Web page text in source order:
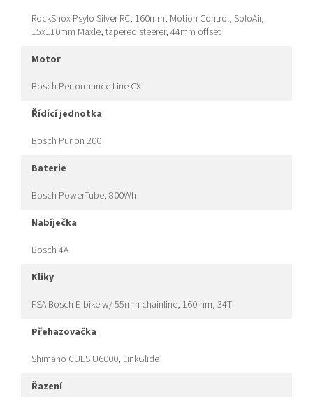
RockShox Psylo Silver RC, 160mm, Motion Control, SoloAir,
15x110mm Maxle, tapered steerer, 44mm offset
motor
Bosch Performance Line CX
řídící jednotka
Bosch Purion 200
baterie
Bosch PowerTube, 800Wh
nabíječka
Bosch 4A
kliky
FSA Bosch E-bike w/ 55mm chainline, 160mm, 34T
přehazovačka
Shimano CUES U6000, LinkGlide
řazení